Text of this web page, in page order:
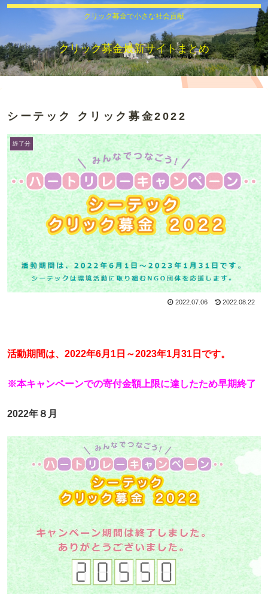
クリック募金で小さな社会貢献
クリック募金最新サイトまとめ
シーテック クリック募金2022
終了分
2022.07.06 2022.08.22
活動期間は、2022年6月1日～2023年1月31日です。
※本キャンペーンでの寄付金額上限に達したため早期終了
2022年８月